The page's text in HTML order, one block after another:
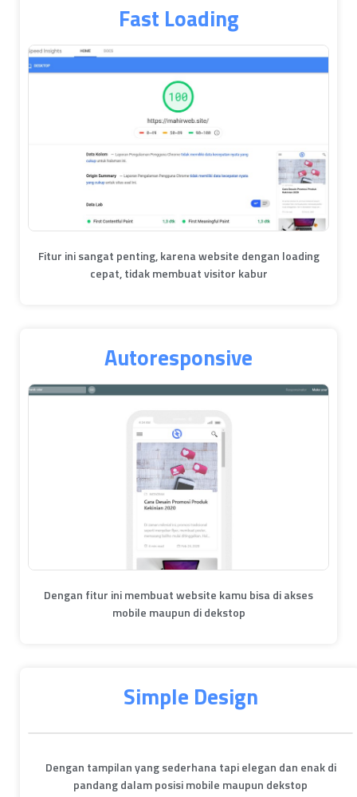
Fast Loading
Fitur ini sangat penting, karena website dengan loading
cepat, tidak membuat visitor kabur
Autoresponsive
Dengan fitur ini membuat website kamu bisa di akses
mobile maupun di dekstop
Simple Design
Dengan tampilan yang sederhana tapi elegan dan enak di
pandang dalam posisi mobile maupun dekstop